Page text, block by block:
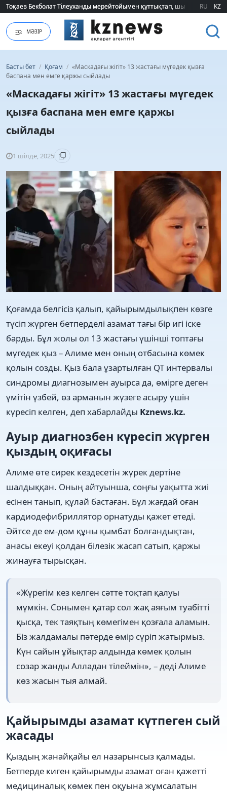
Тоқаев Бекболат Тілеуханды мерейтойымен құттықтап, шығармашылық
Тоқаев Бекболат Тілеуханды мерейтойымен құттықтап, шығармашылық
RU KZ
МӘЗІР
Басты бет / Қоғам / «Маскадағы жігіт» 13 жастағы мүгедек қызға
баспана мен емге қаржы сыйлады
«Маскадағы жігіт» 13 жастағы мүгедек
қызға баспана мен емге қаржы
сыйлады
1 шілде, 2025
Қоғамда белгісіз қалып, қайырымдылықпен көзге
түсіп жүрген бетперделі азамат тағы бір игі іске
барды. Бұл жолы ол 13 жастағы үшінші топтағы
мүгедек қыз – Алиме мен оның отбасына көмек
қолын созды. Қыз бала ұзартылған QT интервалы
синдромы диагнозымен ауырса да, өмірге деген
үмітін үзбей, өз арманын жүзеге асыру үшін
күресіп келген, деп хабарлайды Kznews.kz.
Ауыр диагнозбен күресіп жүрген
қыздың оқиғасы
Алиме өте сирек кездесетін жүрек дертіне
шалдыққан. Оның айтуынша, соңғы уақытта жиі
есінен танып, құлай бастаған. Бұл жағдай оған
кардиодефибриллятор орнатуды қажет етеді.
Әйтсе де ем-дом құны қымбат болғандықтан,
анасы екеуі қолдан білезік жасап сатып, қаржы
жинауға тырысқан.
«Жүрегім кез келген сәтте тоқтап қалуы
мүмкін. Сонымен қатар сол жақ аяғым туабітті
қысқа, тек таяқтың көмегімен қозғала аламын.
Біз жалдамалы пәтерде өмір сүріп жатырмыз.
Күн сайын ұйықтар алдында көмек қолын
созар жанды Алладан тілеймін», – деді Алиме
көз жасын тыя алмай.
Қайырымды азамат күтпеген сый
жасады
Қыздың жанайқайы ел назарынсыз қалмады.
Бетперде киген қайырымды азамат оған қажетті
медициналық көмек пен оқуына жұмсалатын